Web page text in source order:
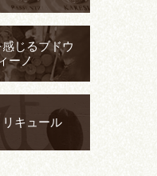
じるブドウ
ーノ
キュール